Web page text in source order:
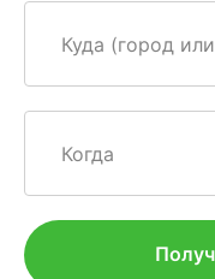
Куда (город
Когда